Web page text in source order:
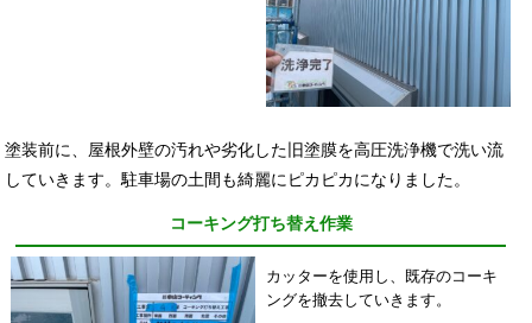
塗装前に、屋根外壁の汚れや劣化した旧塗膜を高圧洗浄機で洗い流
していきます。駐車場の土間も綺麗にピカピカになりました。
コーキング打ち替え作業
カッターを使用し、既存のコーキ
ングを撤去していきます。